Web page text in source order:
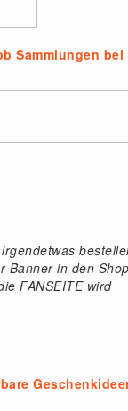
Sammlungen bei
Banner in den
FANSEITE wird